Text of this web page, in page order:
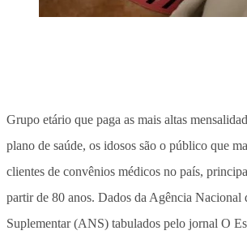
Grupo etário que paga as mais altas
plano de saúde, os idosos são o público que
clientes de convênios médicos no país,
partir de 80 anos. Dados da Agência Nacional
Suplementar (ANS) tabulados pelo jornal O